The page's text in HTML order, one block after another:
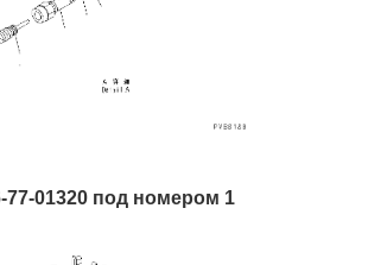
77-01320 под номером 1